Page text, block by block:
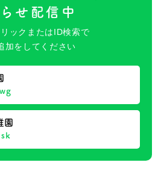
せ配信中
ックまたはID検索で
加をしてください
園